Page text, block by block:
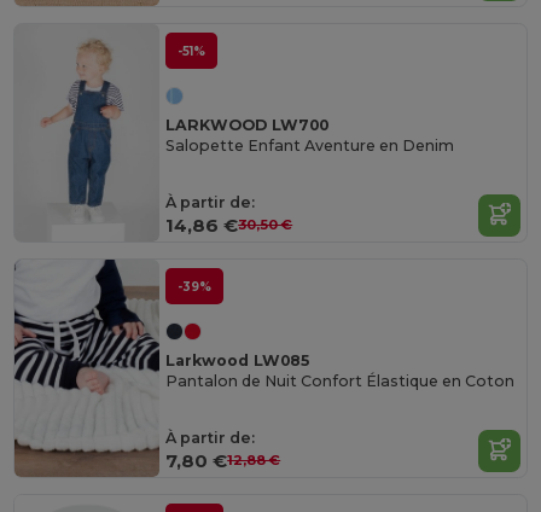
-51%
LARKWOOD LW700
Salopette Enfant Aventure en Denim
À partir de:
14,86 €30,50 €
-39%
Larkwood LW085
Pantalon de Nuit Confort Élastique en Coton
À partir de:
7,80 €12,88 €